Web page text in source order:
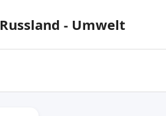
Russland - Umwelt